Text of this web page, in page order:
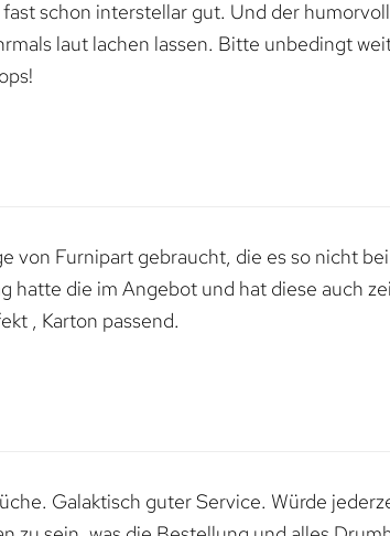
schon interstellar gut. Und der
laut lachen lassen. Bitte unbedingt
von Furnipart gebraucht, die es so nicht
hatte die im Angebot und hat diese auch
, Karton passend.
Galaktisch guter Service. Würde